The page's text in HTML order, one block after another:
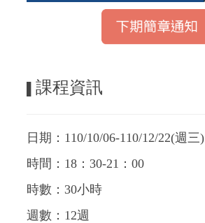
課程資訊
日期：110/10/06-110/12/22(週三)
時間：18：30-21：00
時數：30小時
週數：12週